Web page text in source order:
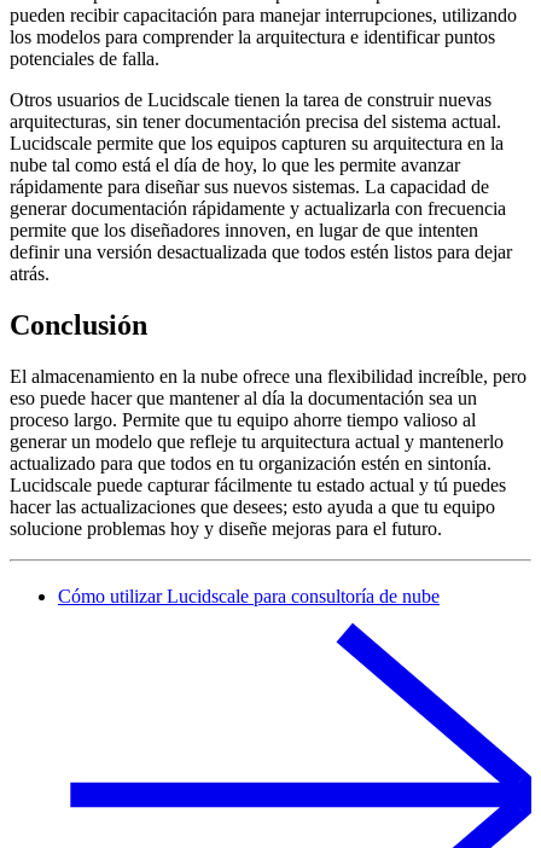
pueden recibir capacitación para manejar interrupciones, utilizando
los modelos para comprender la arquitectura e identificar puntos
potenciales de falla.
Otros usuarios de Lucidscale tienen la tarea de construir nuevas
arquitecturas, sin tener documentación precisa del sistema actual.
Lucidscale permite que los equipos capturen su arquitectura en la
nube tal como está el día de hoy, lo que les permite avanzar
rápidamente para diseñar sus nuevos sistemas. La capacidad de
generar documentación rápidamente y actualizarla con frecuencia
permite que los diseñadores innoven, en lugar de que intenten
definir una versión desactualizada que todos estén listos para dejar
atrás.
Conclusión
El almacenamiento en la nube ofrece una flexibilidad increíble, pero
eso puede hacer que mantener al día la documentación sea un
proceso largo. Permite que tu equipo ahorre tiempo valioso al
generar un modelo que refleje tu arquitectura actual y mantenerlo
actualizado para que todos en tu organización estén en sintonía.
Lucidscale puede capturar fácilmente tu estado actual y tú puedes
hacer las actualizaciones que desees; esto ayuda a que tu equipo
solucione problemas hoy y diseñe mejoras para el futuro.
Cómo utilizar Lucidscale para consultoría de nube